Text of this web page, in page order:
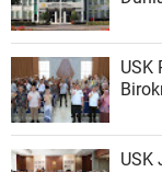
USK
USK